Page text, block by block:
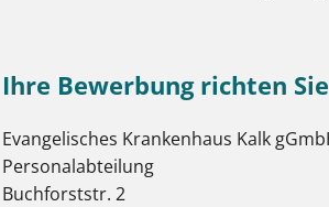
Ihre Bewerbung richten
Evangelisches Krankenhaus Kalk
Personalabteilung
Buchforststr. 2